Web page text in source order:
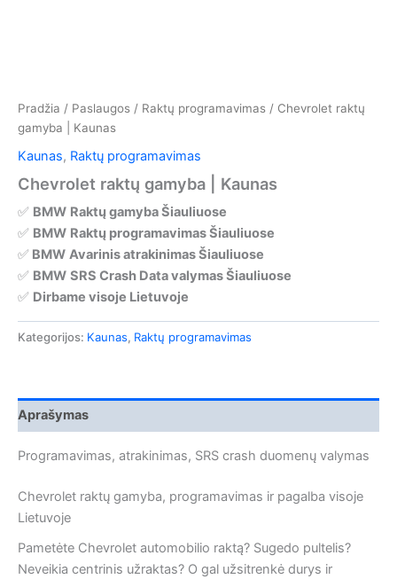
Pradžia / Paslaugos / Raktų programavimas / Chevrolet raktų
gamyba | Kaunas
Kaunas, Raktų programavimas
Chevrolet raktų gamyba | Kaunas
✅ BMW Raktų gamyba Šiauliuose
✅ BMW Raktų programavimas Šiauliuose
✅ BMW Avarinis atrakinimas Šiauliuose
✅ BMW SRS Crash Data valymas Šiauliuose
✅ Dirbame visoje Lietuvoje
Kategorijos: Kaunas, Raktų programavimas
Aprašymas
Programavimas, atrakinimas, SRS crash duomenų valymas
Chevrolet raktų gamyba, programavimas ir pagalba visoje
Lietuvoje
Pametėte Chevrolet automobilio raktą? Sugedo pultelis?
Neveikia centrinis užraktas? O gal užsitrenkė durys ir